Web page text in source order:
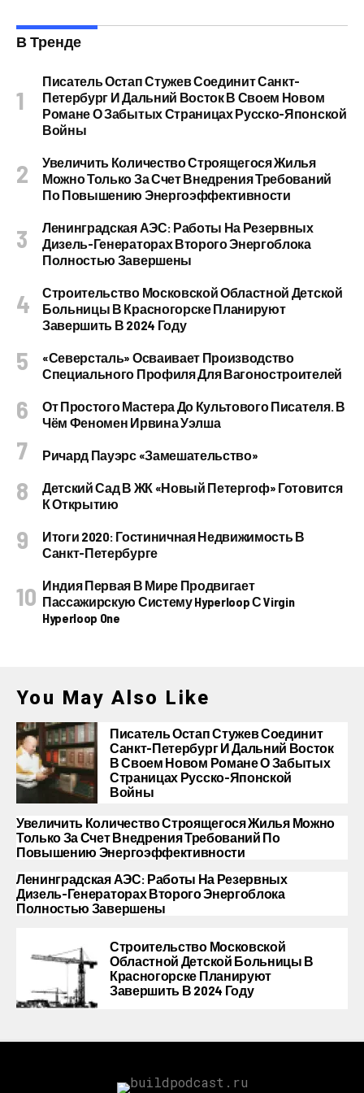
В Тренде
Писатель Остап Стужев Соединит Санкт-
Петербург И Дальний Восток В Своем Новом
Романе О Забытых Страницах Русско-Японской
Войны
Увеличить Количество Строящегося Жилья
Можно Только За Счет Внедрения Требований
По Повышению Энергоэффективности
Ленинградская АЭС: Работы На Резервных
Дизель-Генераторах Второго Энергоблока
Полностью Завершены
Строительство Московской Областной Детской
Больницы В Красногорске Планируют
Завершить В 2024 Году
«Северсталь» Осваивает Производство
Специального Профиля Для Вагоностроителей
От Простого Мастера До Культового Писателя. В
Чём Феномен Ирвина Уэлша
Ричард Пауэрс «Замешательство»
Детский Сад В ЖК «Новый Петергоф» Готовится
К Открытию
Итоги 2020: Гостиничная Недвижимость В
Санкт-Петербурге
Индия Первая В Мире Продвигает
Пассажирскую Систему Hyperloop С Virgin
Hyperloop One
You May Also Like
Писатель Остап Стужев Соединит
Санкт-Петербург И Дальний Восток
В Своем Новом Романе О Забытых
Страницах Русско-Японской
Войны
Увеличить Количество Строящегося Жилья Можно
Только За Счет Внедрения Требований По
Повышению Энергоэффективности
Ленинградская АЭС: Работы На Резервных
Дизель-Генераторах Второго Энергоблока
Полностью Завершены
Строительство Московской
Областной Детской Больницы В
Красногорске Планируют
Завершить В 2024 Году